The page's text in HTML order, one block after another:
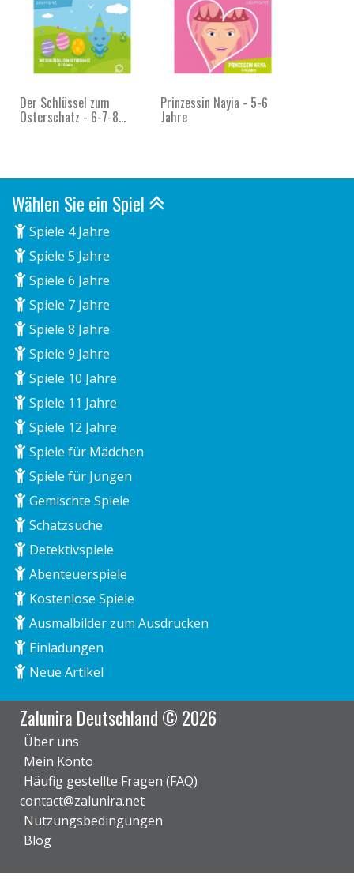
Der Schlüssel zum
Osterschatz - 6-7-8...
Prinzessin Nayia - 5-6
Jahre
Wählen Sie ein Spiel
Spiele 4 Jahre
Spiele 5 Jahre
Spiele 6 Jahre
Spiele 7 Jahre
Spiele 8 Jahre
Spiele 9 Jahre
Spiele 10 Jahre
Spiele 11 Jahre
Spiele 12 Jahre
Spiele für Mädchen
Spiele für Jungen
Gemischte Spiele
Schatzsuche
Detektivspiele
Abenteuerspiele
Kostenlose Spiele
Ausmalbilder zum Ausdrucken
Einladungen
Neue Artikel
Zalunira Deutschland © 2026
Über uns
Mein Konto
Häufig gestellte Fragen (FAQ)
contact@zalunira.net
Nutzungsbedingungen
Blog